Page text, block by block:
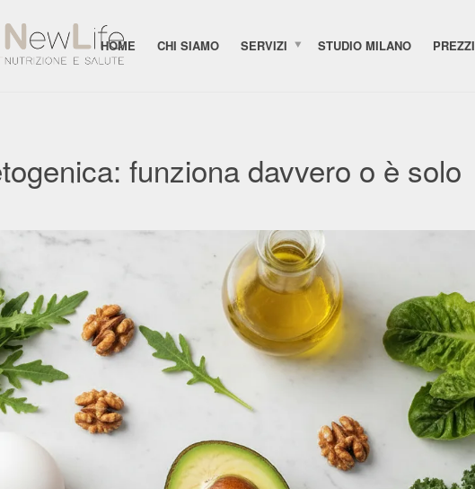
HOME CHI SIAMO SERVIZI STUDIO MILANO PREZZI
funziona davvero o è solo